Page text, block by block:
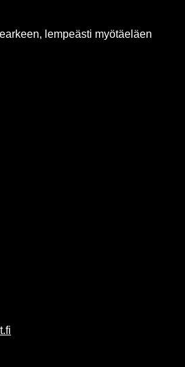
lempeästi myötäeläen